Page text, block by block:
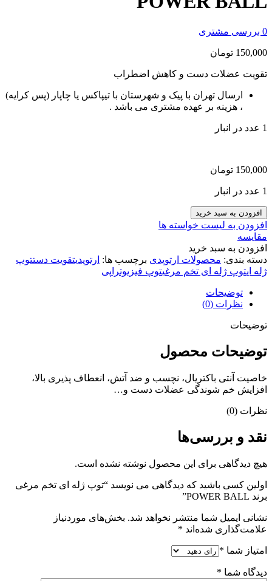
0 بررسی مشتری
150,000 تومان
تقویت عضلات دست و کاهش اضطراب
ارسال تهران با پیک و شهرستان با تیپاکس یا چاپار (پس کرایه)
، هزینه بر عهده مشتری می باشد .
1 عدد در انبار
150,000 تومان
1 عدد در انبار
توپ
ژله
ای
تخم
مرغی
برند
POWER
BALL
افزودن به سبد خرید
افزودن به لیست خواسته ها
مقایسه
افزودن به سبد خرید
دسته بندی: محصولات ارتوپدی برچسب ها: ارتوپدیتقویت دستتوپ
ژله ایتوپ ژله ای تخم مرغیتوپ فیزیوتراپی
توضیحات
نظرات (0)
توضیحات
توضیحات محصول
خاصیت آنتی باکتریال، نچسب و ضد آتش، انعطاف پذیری بالا،
افزایش خم شوندگی عضلات دست و…
نظرات (0)
نقد و بررسی‌ها
هیچ دیدگاهی برای این محصول نوشته نشده است.
اولین کسی باشید که دیدگاهی می نویسد “توپ ژله ای تخم مرغی
برند POWER BALL”
نشانی ایمیل شما منتشر نخواهد شد. بخش‌های موردنیاز
علامت‌گذاری شده‌اند *
امتیاز شما *
دیدگاه شما *